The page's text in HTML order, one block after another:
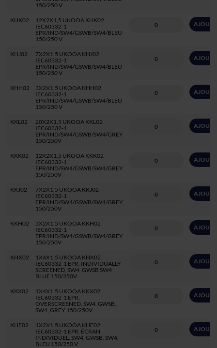
150/250 V
KHK02
12X2X1,5 UKOOA KHK02
IEC60332-1
EPR/IND/SW4/GSWB/SW4/BLEU
150/250 V
KHJ02
7X2X1,5 UKOOA KHJ02
IEC60332-1
EPR/IND/SW4/GSWB/SW4/BLEU
150/250 V
KHH02
3X2X1,5 UKOOA KHH02
IEC60332-1
EPR/IND/SW4/GSWB/SW4/BLEU
150/250 V
KKL02
20X2X1,5 UKOOA KKL02
IEC60332-1
EPR/IND/SW4/GSWB/SW4/GREY
150/250V
KKK02
12X2X1,5 UKOOA KKK02
IEC60332-1
EPR/IND/SW4/GSWB/SW4/GREY
150/250V
KKJ02
7X2X1,5 UKOOA KKJ02
IEC60332-1
EPR/IND/SW4/GSWB/SW4/GREY
150/250V
KKH02
3X2X1,5 UKOOA KKH02
IEC60332-1
EPR/IND/SW4/GSWB/SW4/GREY
150/250V
KHX02
1X4X1,5 UKOOA KHX02
IEC60332-1 EPR, INDIVIDUALLY
SCREENED, SW4, GWSB SW4
BLUE 150/250V
KKX02
1X4X1.5 UKOOA KKX02
IEC60332-1 EPR,
OVERSCREENED, SW4, GWSB,
SW4, GREY 150/250V
KHF02
1X2X1,5 UKOOA KHF02
IEC60332-1 EPR, ÉCRAN
INDIVIDUEL, SW4, GWSB, SW4,
BLEU 150/250 V